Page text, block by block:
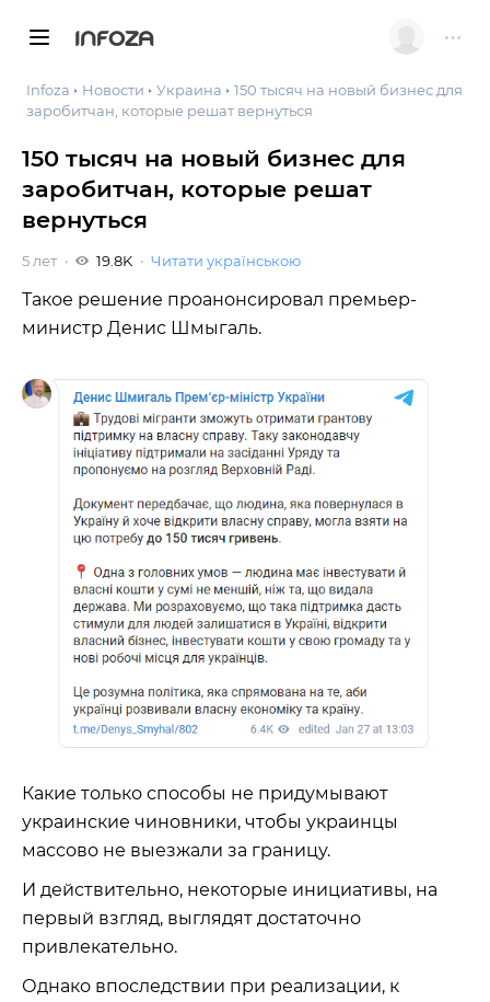
INFOZA
Infoza Новости Украина
150 тысяч на новый бизнес для
заробитчан, которые решат вернуться
150 тысяч на новый бизнес для
заробитчан, которые решат
вернуться
5 лет 19.8K Читати українською
Такое решение проанонсировал премьер-
министр Денис Шмыгаль.
Какие только способы не придумывают
украинские чиновники, чтобы украинцы
массово не выезжали за границу.
И действительно, некоторые инициативы, на
первый взгляд, выглядят достаточно
привлекательно.
Однако впоследствии при реализации, к